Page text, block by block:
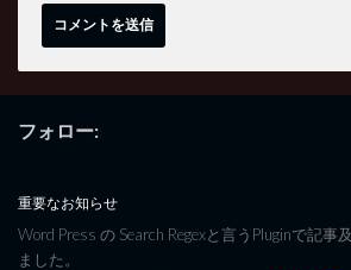
フォロー:
重要なお知らせ
Word Press の Search Regexと言うPluginで記事
ました。